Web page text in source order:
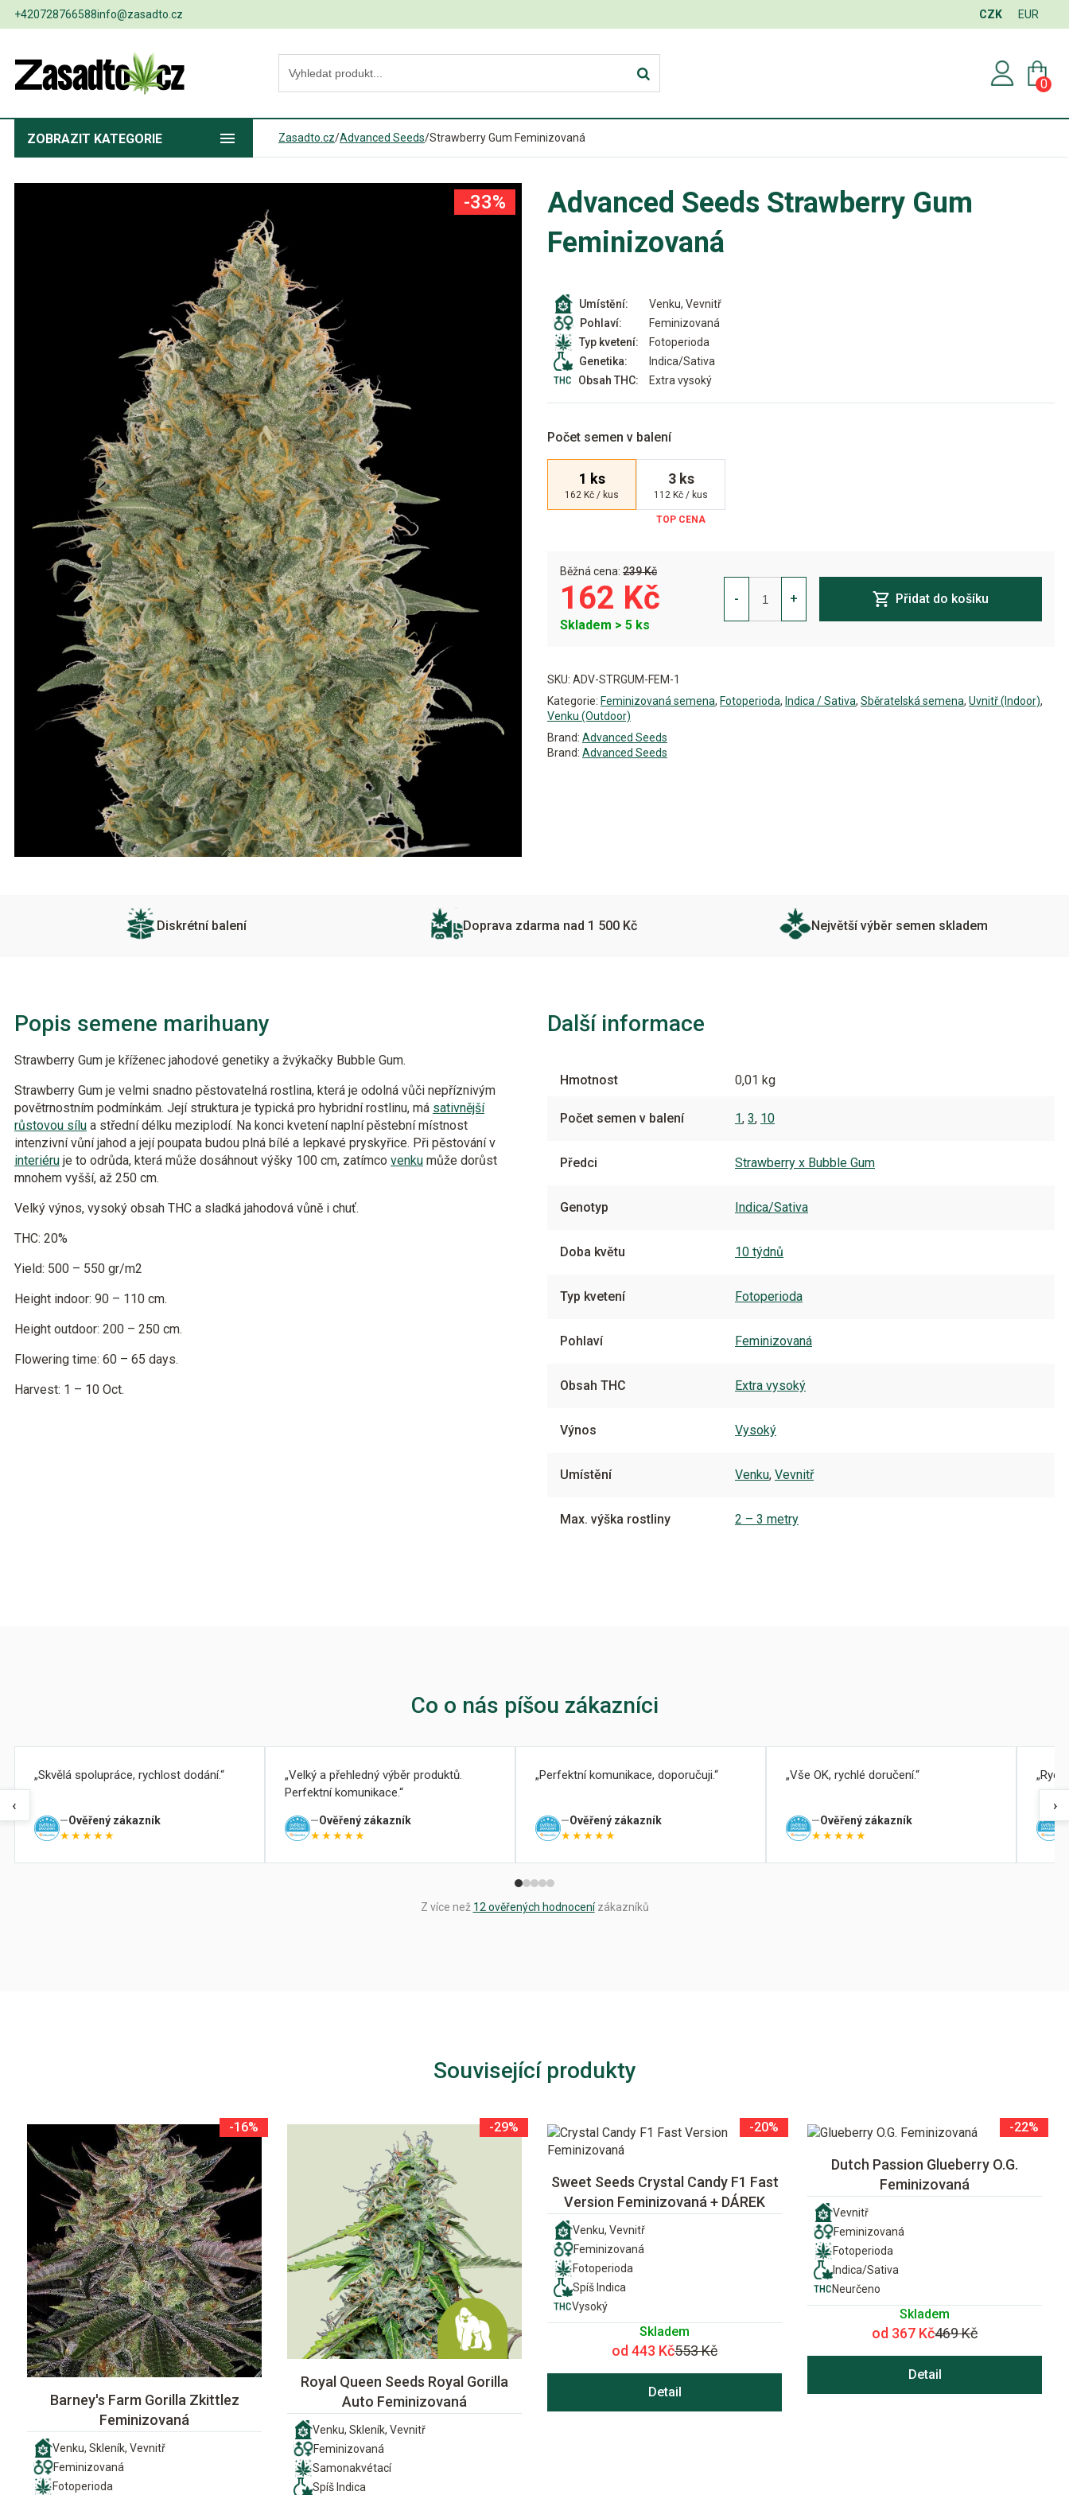
+420728766588info@zasadto.cz CZK EUR
0
ZOBRAZIT KATEGORIE Zasadto.cz/Advanced Seeds/Strawberry Gum Feminizovaná
Advanced Seeds Strawberry Gum
Feminizovaná
Umístění:
Venku, Vevnitř
Pohlaví:
Feminizovaná
Typ kvetení:
Fotoperioda
Genetika:
Indica/Sativa
Obsah THC:
Extra vysoký
Počet semen v balení
1 ks
162 Kč / kus
3 ks
112 Kč / kus
Běžná cena: 239 Kč
-33%
162 Kč
Skladem > 5 ks
-
Strawberry
Gum
Feminizovaná
množství
+ Přidat do košíku
SKU: ADV-STRGUM-FEM-1
Kategorie: Feminizovaná semena, Fotoperioda, Indica / Sativa, Sběratelská semena, Uvnitř (Indoor),
Venku (Outdoor)
Brand: Advanced Seeds
Brand: Advanced Seeds
Diskrétní balení Doprava zdarma nad 1 500 Kč Největší výběr semen skladem
Popis semene marihuany
Strawberry Gum je kříženec jahodové genetiky a žvýkačky Bubble Gum.
Strawberry Gum je velmi snadno pěstovatelná rostlina, která je odolná vůči nepříznivým
povětrnostním podmínkám. Její struktura je typická pro hybridní rostlinu, má sativnější
růstovou sílu a střední délku meziplodí. Na konci kvetení naplní pěstební místnost
intenzivní vůní jahod a její poupata budou plná bílé a lepkavé pryskyřice. Při pěstování v
interiéru je to odrůda, která může dosáhnout výšky 100 cm, zatímco venku může dorůst
mnohem vyšší, až 250 cm.
Velký výnos, vysoký obsah THC a sladká jahodová vůně i chuť.
THC: 20%
Yield: 500 – 550 gr/m2
Height indoor: 90 – 110 cm.
Height outdoor: 200 – 250 cm.
Flowering time: 60 – 65 days.
Harvest: 1 – 10 Oct.
Další informace
Hmotnost 0,01 kg
Počet semen v balení 1, 3, 10
Předci Strawberry x Bubble Gum
Genotyp Indica/Sativa
Doba květu 10 týdnů
Typ kvetení Fotoperioda
Pohlaví Feminizovaná
Obsah THC Extra vysoký
Výnos Vysoký
Umístění Venku, Vevnitř
Max. výška rostliny 2 – 3 metry
Co o nás píšou zákazníci
‹
Skvělá spolupráce, rychlost dodání.
Ověřený zákazník
★★★★★
Velký a přehledný výběr produktů.
Perfektní komunikace.
Ověřený zákazník
★★★★★
Perfektní komunikace, doporučuji.
Ověřený zákazník
★★★★★
Vše OK, rychlé doručení.
Ověřený zákazník
★★★★★
›
Z více než 12 ověřených hodnocenízákazníků
Související produkty
-16%
Barney's Farm Gorilla Zkittlez
Feminizovaná
Venku, Skleník, Vevnitř
Feminizovaná
Fotoperioda
-29%
Royal Queen Seeds Royal Gorilla
Auto Feminizovaná
Venku, Skleník, Vevnitř
Feminizovaná
Samonakvétací
Spíš Indica
-20%
Sweet Seeds Crystal Candy F1 Fast
Version Feminizovaná + DÁREK
Venku, Vevnitř
Feminizovaná
Fotoperioda
Spíš Indica
Vysoký
Skladem
od 443 Kč553 Kč
Detail
-22%
Dutch Passion Glueberry O.G.
Feminizovaná
Vevnitř
Feminizovaná
Fotoperioda
Indica/Sativa
Neurčeno
Skladem
od 367 Kč469 Kč
Detail